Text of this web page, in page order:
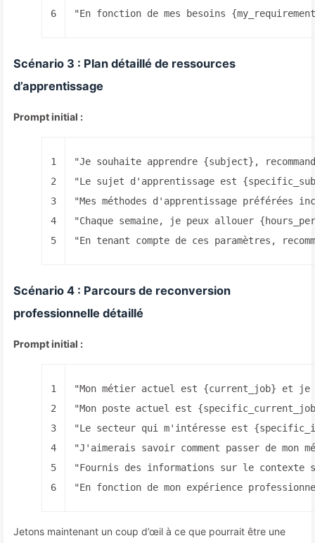
6
"En fonction de mes besoins
Scénario 3 : Plan détaillé de ressources
d’apprentissage
Prompt initial :
1
2
3
4
5
"Je souhaite apprendre {subject},
"Le sujet d'apprentissage est
"Mes méthodes d'apprentissage préférées
"Chaque semaine, je peux allouer
"En tenant compte de ces paramètres,
Scénario 4 : Parcours de reconversion
professionnelle détaillé
Prompt initial :
1
2
3
4
5
6
"Mon métier actuel est {current_job} et
"Mon poste actuel est
"Le secteur qui m'intéresse est
"J'aimerais savoir comment passer de
"Fournis des informations sur le
"En fonction de mon expérience
Jetons maintenant un coup d’œil à ce que pourrait être une